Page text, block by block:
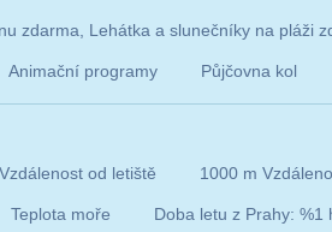
zdarma, Lehátka a slunečníky na pláži
Animační programy Půjčovna kol
od letiště 1000 m
Teplota moře Doba letu z Prahy: %1